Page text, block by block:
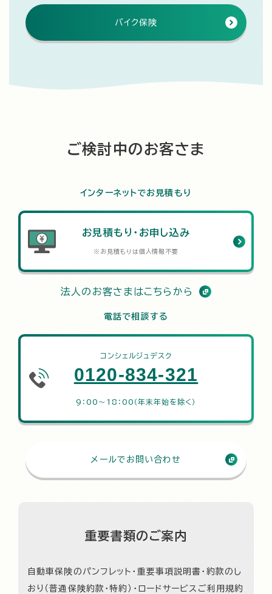
バイク保険
ご検討中のお客さま
インターネットでお見積もり
お見積もり・お申し込み
※お見積もりは個人情報不要
法人のお客さまはこちらから
電話で相談する
コンシェルジュデスク
0120-834-321
9：00～18：00（年末年始を除く）
メールでお問い合わせ
重要書類のご案内
自動車保険のパンフレット・重要事項説明書・約款のし
おり（普通保険約款・特約）・ ロードサービスご利用規約